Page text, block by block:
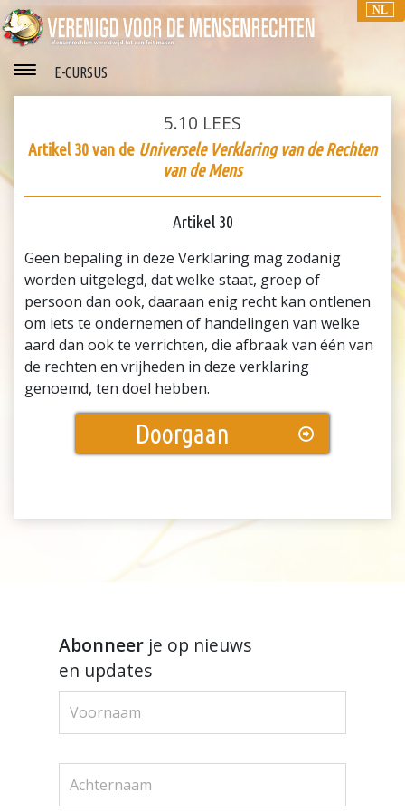
NL
E-CURSUS
5.10 LEES
Artikel 30 van de Universele Verklaring van de Rechten
van de Mens
Artikel 30
Geen bepaling in deze Verklaring mag zodanig
worden uitgelegd, dat welke staat, groep of
persoon dan ook, daaraan enig recht kan ontlenen
om iets te ondernemen of handelingen van welke
aard dan ook te verrichten, die afbraak van één van
de rechten en vrijheden in deze verklaring
genoemd, ten doel hebben.
Doorgaan
Abonneerje op nieuws
en updates